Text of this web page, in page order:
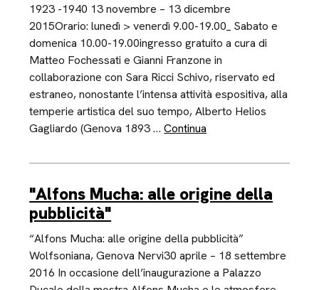
1923 -1940 13 novembre – 13 dicembre
2015Orario: lunedì > venerdì 9.00-19.00_ Sabato e
domenica 10.00-19.00ingresso gratuito a cura di
Matteo Fochessati e Gianni Franzone in
collaborazione con Sara Ricci Schivo, riservato ed
estraneo, nonostante l’intensa attività espositiva, alla
temperie artistica del suo tempo, Alberto Helios
Gagliardo (Genova 1893 …Continua
"Alfons Mucha: alle origine della
pubblicità"
“Alfons Mucha: alle origine della pubblicità”
Wolfsoniana, Genova Nervi30 aprile – 18 settembre
2016 In occasione dell’inaugurazione a Palazzo